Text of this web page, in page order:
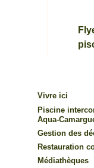
Vivre ici
Piscine
Aqua-
Gestion des
Restauration
Médiathèques